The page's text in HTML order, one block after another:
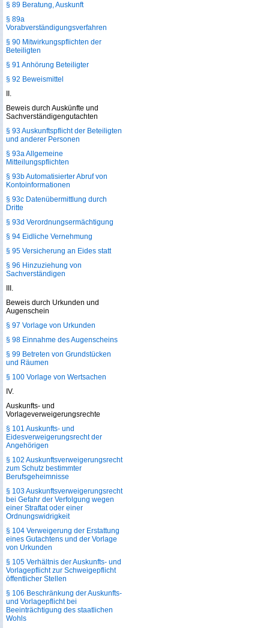
§ 89 Beratung, Auskunft
§ 89a
Vorabverständigungsverfahren
§ 90 Mitwirkungspflichten der
Beteiligten
§ 91 Anhörung Beteiligter
§ 92 Beweismittel
II.
Beweis durch Auskünfte und
Sachverständigengutachten
§ 93 Auskunftspflicht der Beteiligten
und anderer Personen
§ 93a Allgemeine
Mitteilungspflichten
§ 93b Automatisierter Abruf von
Kontoinformationen
§ 93c Datenübermittlung durch
Dritte
§ 93d Verordnungsermächtigung
§ 94 Eidliche Vernehmung
§ 95 Versicherung an Eides statt
§ 96 Hinzuziehung von
Sachverständigen
III.
Beweis durch Urkunden und
Augenschein
§ 97 Vorlage von Urkunden
§ 98 Einnahme des Augenscheins
§ 99 Betreten von Grundstücken
und Räumen
§ 100 Vorlage von Wertsachen
IV.
Auskunfts- und
Vorlageverweigerungsrechte
§ 101 Auskunfts- und
Eidesverweigerungsrecht der
Angehörigen
§ 102 Auskunftsverweigerungsrecht
zum Schutz bestimmter
Berufsgeheimnisse
§ 103 Auskunftsverweigerungsrecht
bei Gefahr der Verfolgung wegen
einer Straftat oder einer
Ordnungswidrigkeit
§ 104 Verweigerung der Erstattung
eines Gutachtens und der Vorlage
von Urkunden
§ 105 Verhältnis der Auskunfts- und
Vorlagepflicht zur Schweigepflicht
öffentlicher Stellen
§ 106 Beschränkung der Auskunfts-
und Vorlagepflicht bei
Beeinträchtigung des staatlichen
Wohls